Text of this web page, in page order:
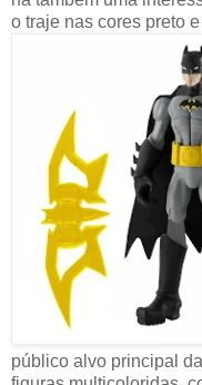
o traje nas cores preto
público alvo principal